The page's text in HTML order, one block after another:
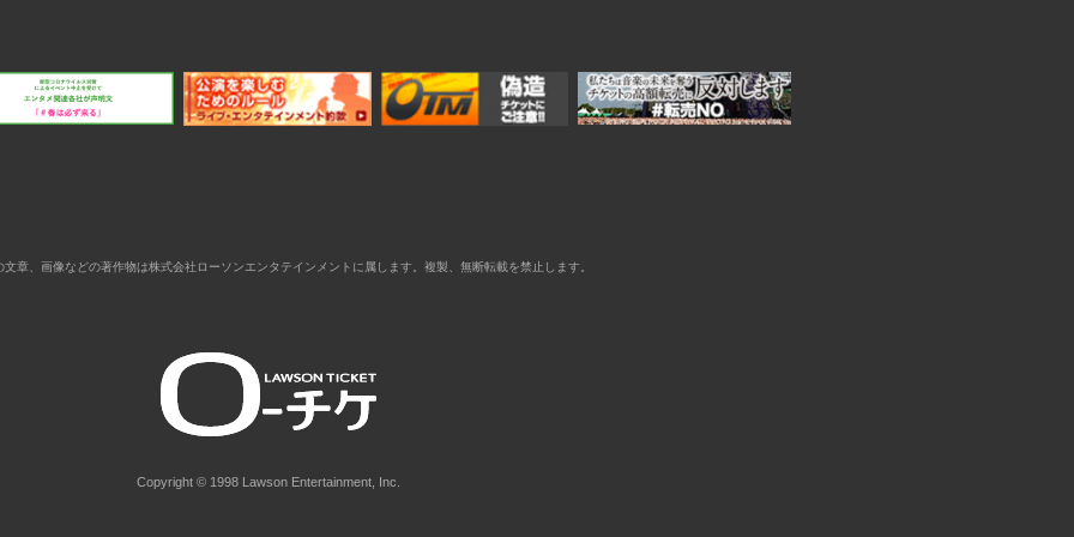
文章、画像などの著作物は株式会社ローソンエンタテインメントに属します。複製、無断転載を禁止します。
Copyright © 1998 Lawson Entertainment, Inc.